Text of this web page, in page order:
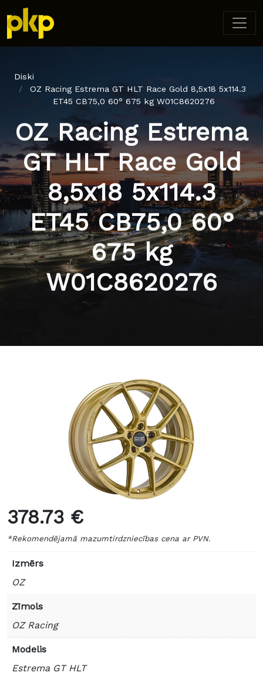
Diski
OZ Racing Estrema GT HLT Race Gold 8,5x18 5x114.3
ET45 CB75,0 60° 675 kg W01C8620276
OZ Racing Estrema
GT HLT Race Gold
8,5x18 5x114.3
ET45 CB75,0 60°
675 kg
W01C8620276
378.73 €
*Rekomendējamā mazumtirdzniecības cena ar PVN.
Izmērs
OZ
Zīmols
OZ Racing
Modelis
Estrema GT HLT